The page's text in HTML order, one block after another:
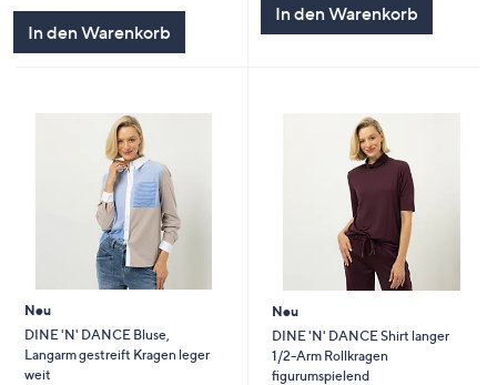
In den Warenkorb
In den Warenkorb
Neu
DINE 'N' DANCE Bluse,
Langarm gestreift Kragen leger
weit
Neu
DINE 'N' DANCE Shirt langer
1/2-Arm Rollkragen
figurumspielend